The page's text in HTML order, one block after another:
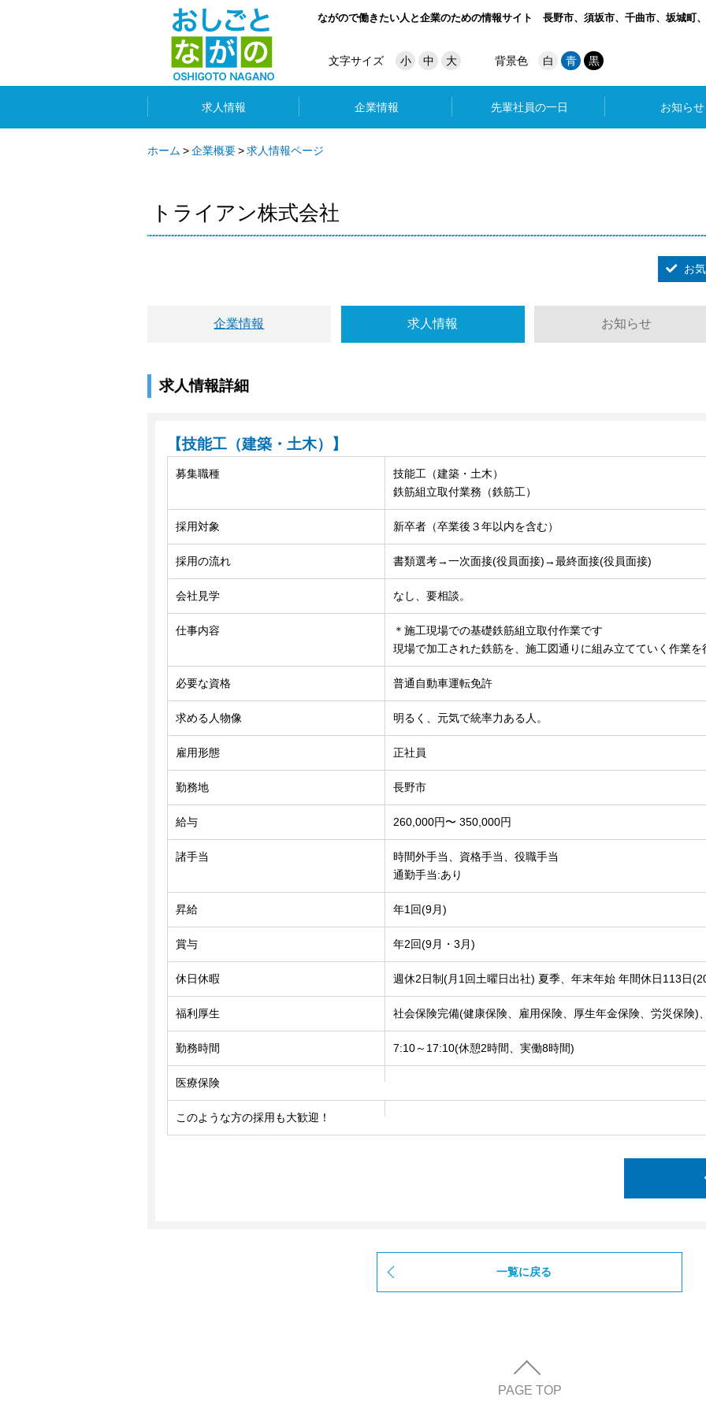
ながので働きたい人と企業のための情報サイト 長野市、須坂市、千曲市、坂城町
文字サイズ 小 中 大 背景色 白 青 黒
求人情報 企業情報 先輩社員の一日 お知らせ
ホーム 企業概要 求人情報ページ
トライアン株式会社
お
企業情報 求人情報 お知らせ
求人情報詳細
【技能工（建築・土木）】
募集職種
技能工（建築・土木）
鉄筋組立取付業務（鉄筋工）
採用対象 新卒者（卒業後３年以内を含む）
採用の流れ 書類選考→一次面接(役員面接)→最終面接(役員面接)
会社見学 なし、要相談。
仕事内容
＊施工現場での基礎鉄筋組立取付作業です
現場で加工された鉄筋を、施工図通りに組み立てていく作業を
必要な資格 普通自動車運転免許
求める人物像 明るく、元気で統率力ある人。
雇用形態 正社員
勤務地 長野市
給与 260,000円〜 350,000円
諸手当
時間外手当、資格手当、役職手当
通勤手当:あり
昇給 年1回(9月)
賞与 年2回(9月・3月)
休日休暇 週休2日制(月1回土曜日出社) 夏季、年末年始 年間休日113日
福利厚生 社会保険完備(健康保険、雇用保険、厚生年金保険、労災保険)
勤務時間 7:10～17:10(休憩2時間、実働8時間)
医療保険
このような方の採用も大歓迎！
一覧に戻る
PAGE TOP